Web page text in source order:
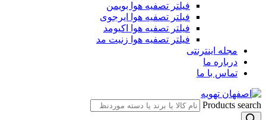
فیلتر تصفیه هوا بویمن
فیلتر تصفیه هوا ایرجوی
فیلتر تصفیه هوا اکیومد
فیلتر تصفیه هوا زنیت مد
مجله اینترنتی
درباره ما
تماس با ما
Products search